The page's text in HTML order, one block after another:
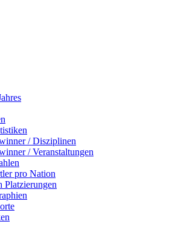
/ Disziplinen
/ Veranstaltungen
pro Nation
Platzierungen